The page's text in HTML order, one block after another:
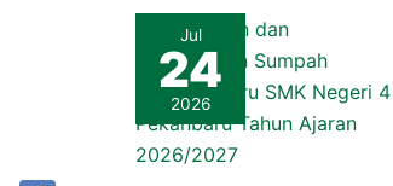
Jul
24
2026